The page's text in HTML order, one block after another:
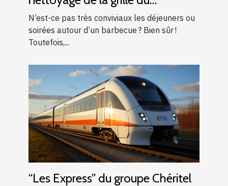
barbecue ?
N’est-ce pas très conviviaux les déjeuners ou
soirées autour d’un barbecue ? Bien sûr !
Toutefois,...
“Les Express” du groupe Chéritel